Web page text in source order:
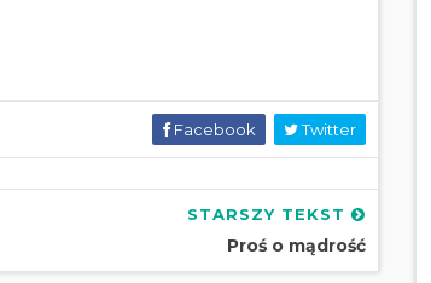
Facebook Twitter
STARSZY TEKST
Proś o mądrość